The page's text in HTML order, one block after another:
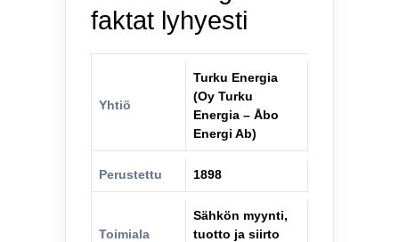
faktat lyhyesti
Yhtiö
Turku Energia
(Oy Turku
Energia – Åbo
Energi Ab)
Perustettu 1898
Toimiala
Sähkön myynti,
tuotto ja siirto